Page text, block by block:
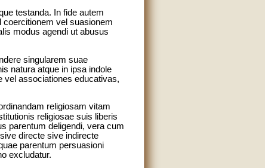
testanda. In fide autem
coercitionem vel suasionem
modus agendi ut abusus
singularem suae
natura atque in ipsa indole
vel associationes educativas,
religiosam vitam
religiosae suis liberis
parentum deligendi, vera cum
directe sive indirecte
parentum persuasioni
excludatur.